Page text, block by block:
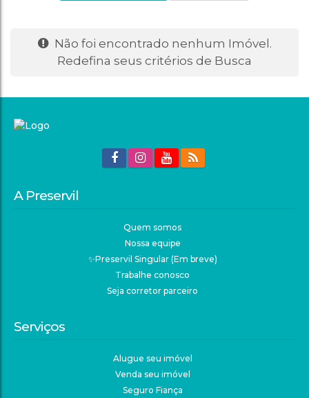
Não foi encontrado nenhum Imóvel.
Redefina seus critérios de Busca
A Preservil
Quem somos
Nossa equipe
✨Preservil Singular (Em breve)
Trabalhe conosco
Seja corretor parceiro
Serviços
Alugue seu imóvel
Venda seu imóvel
Seguro Fiança